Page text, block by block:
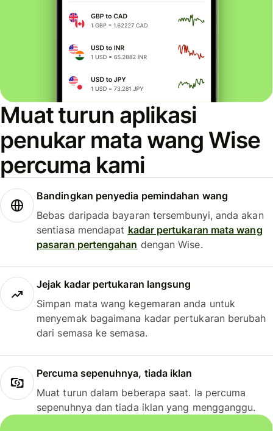
Muat turun aplikasi
penukar mata wang Wise
percuma kami
Bandingkan penyedia pemindahan wang
Bebas daripada bayaran tersembunyi, anda akan
sentiasa mendapat kadar pertukaran mata wang
pasaran pertengahan dengan Wise.
Jejak kadar pertukaran langsung
Simpan mata wang kegemaran anda untuk
menyemak bagaimana kadar pertukaran berubah
dari semasa ke semasa.
Percuma sepenuhnya, tiada iklan
Muat turun dalam beberapa saat. Ia percuma
sepenuhnya dan tiada iklan yang mengganggu.